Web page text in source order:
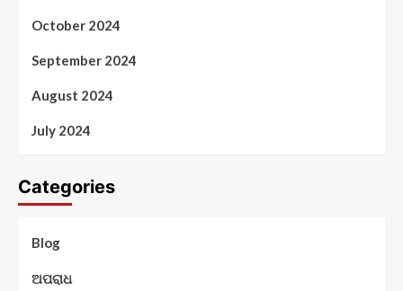
October 2024
September 2024
August 2024
July 2024
Categories
Blog
ଅପରାଧ